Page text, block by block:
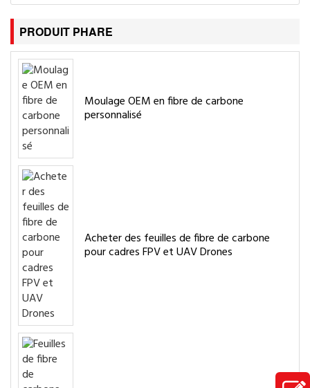
PRODUIT PHARE
Moulage OEM en fibre de carbone
personnalisé
Acheter des feuilles de fibre de carbone
pour cadres FPV et UAV Drones